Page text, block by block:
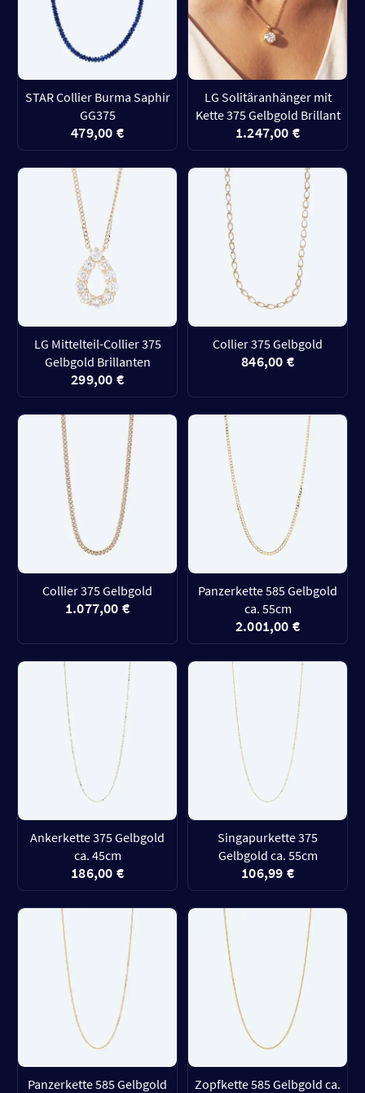
STAR Collier Burma Saphir
GG375
479,00 €
LG Solitäranhänger mit
Kette 375 Gelbgold Brillant
1.247,00 €
LG Mittelteil-Collier 375
Gelbgold Brillanten
299,00 €
Collier 375 Gelbgold
846,00 €
Collier 375 Gelbgold
1.077,00 €
Panzerkette 585 Gelbgold
ca. 55cm
2.001,00 €
Ankerkette 375 Gelbgold
ca. 45cm
186,00 €
Singapurkette 375
Gelbgold ca. 55cm
106,99 €
Panzerkette 585 Gelbgold
Zopfkette 585 Gelbgold ca.